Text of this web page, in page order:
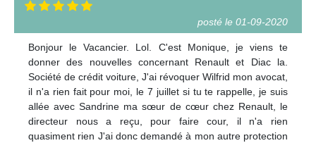
posté le 01-09-2020
Bonjour le Vacancier. Lol. C'est Monique, je viens te
donner des nouvelles concernant Renault et Diac la.
Société de crédit voiture, J'ai révoquer Wilfrid mon avocat,
il n'a rien fait pour moi, le 7 juillet si tu te rappelle, je suis
allée avec Sandrine ma sœur de cœur chez Renault, le
directeur nous a reçu, pour faire cour, il n'a rien
quasiment rien J'ai donc demandé à mon autre protection